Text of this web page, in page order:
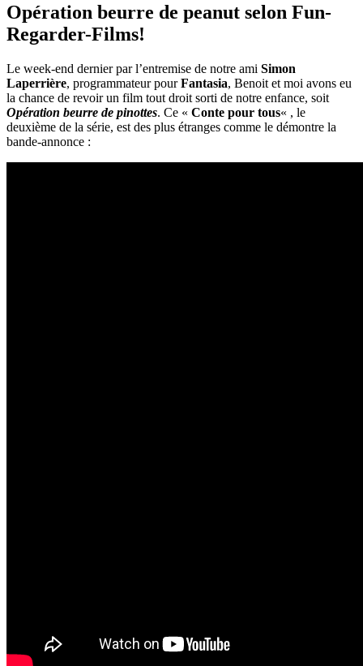
Opération beurre de peanut selon Fun-
Regarder-Films!
Le week-end dernier par l’entremise de notre ami Simon
Laperrière, programmateur pourFantasia, Benoit et moi avons eu
la chance de revoir un film tout droit sorti de notre enfance, soit
Opération beurre de pinottes. Ce « Conte pour tous« , le
deuxième de la série, est des plus étranges comme le démontre la
bande-annonce :